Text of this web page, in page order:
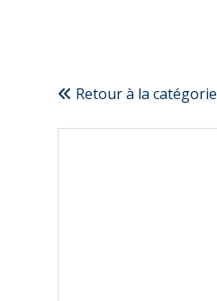
Retour à la catégorie